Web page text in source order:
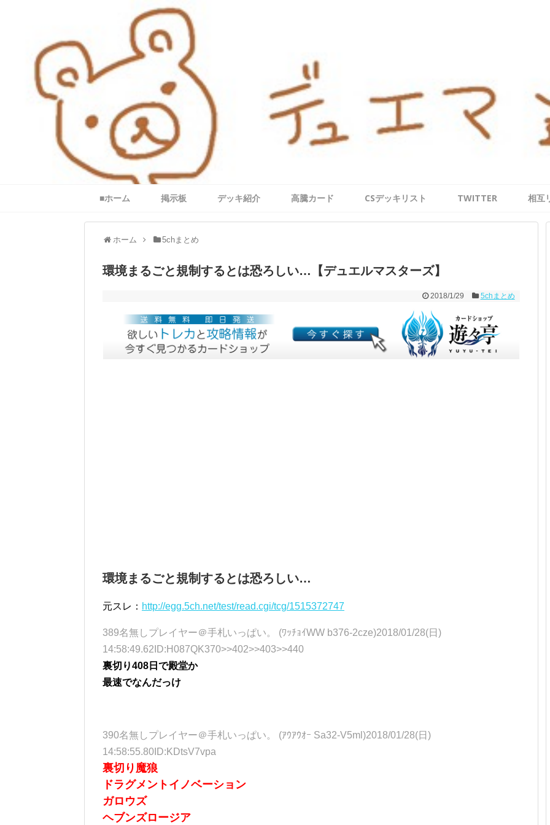
■ホーム 掲示板 デッキ紹介 高騰カード CSデッキリスト TWITTER 相互
ホーム 5chまとめ
環境まるごと規制するとは恐ろしい…【デュエルマスターズ】
2018/1/29 5chまとめ
環境まるごと規制するとは恐ろしい…
元スレ： http://egg.5ch.net/test/read.cgi/tcg/1515372747
389名無しプレイヤー＠手札いっぱい。 (ﾜｯﾁｮｲWW b376-2cze)2018/01/28(日)
14:58:49.62ID:H087QK370>>402>>403>>440
裏切り408日で殿堂か
最速でなんだっけ
390名無しプレイヤー＠手札いっぱい。 (ｱｳｱｳｵｰ Sa32-V5ml)2018/01/28(日)
14:58:55.80ID:KDtsV7vpa
裏切り魔狼
ドラグメントイノベーション
ガロウズ
ヘブンズロージア